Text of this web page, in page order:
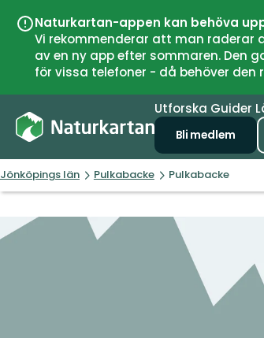
Naturkartan-appen kan behöva
Vi rekommenderar att man raderar
av en ny app efter sommaren.
för vissa telefoner - då behöver
Utforska Guider
Bli medlem
Jönköpings län Pulkabacke Pulkabacke